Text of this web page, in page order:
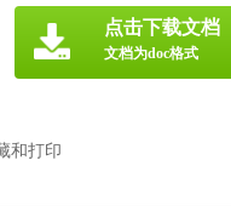
和打印
点击下载文档
文档为doc格式